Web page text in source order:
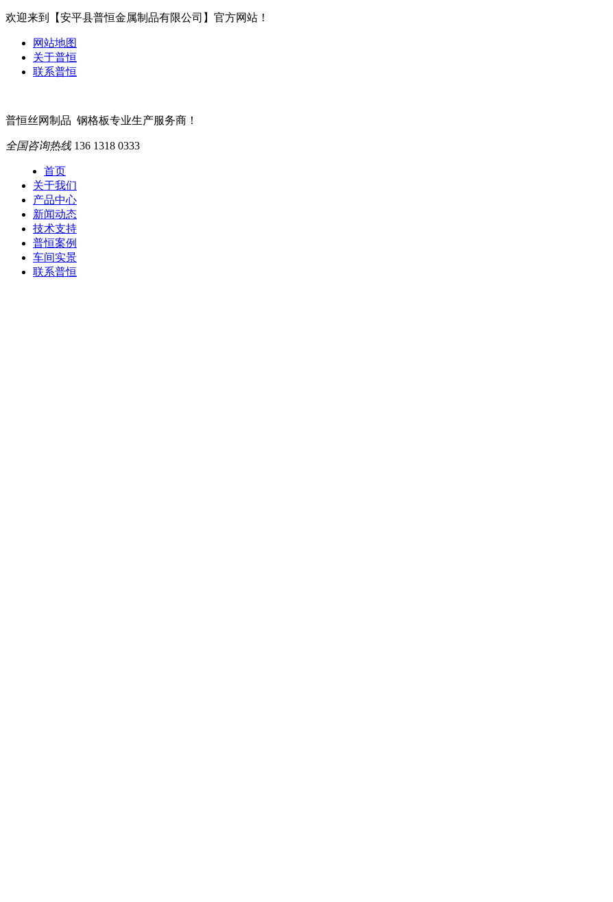
欢迎来到【安平县普恒金属制品有限公司】官方网站！
网站地图
关于普恒
联系普恒
普恒丝网制品 钢格板专业生产服务商！
全国咨询热线 136 1318 0333
首页
关于我们
产品中心
新闻动态
技术支持
普恒案例
车间实景
联系普恒